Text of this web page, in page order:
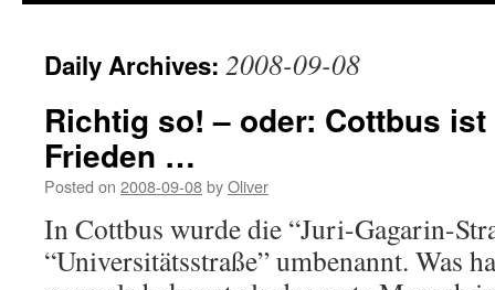
Daily Archives: 2008-09-08
Richtig so! – oder: Cottbus
Frieden …
Posted on 2008-09-08byOliver
In Cottbus wurde die “Juri-Gagarin-
“Universitätsstraße” umbenannt. Was